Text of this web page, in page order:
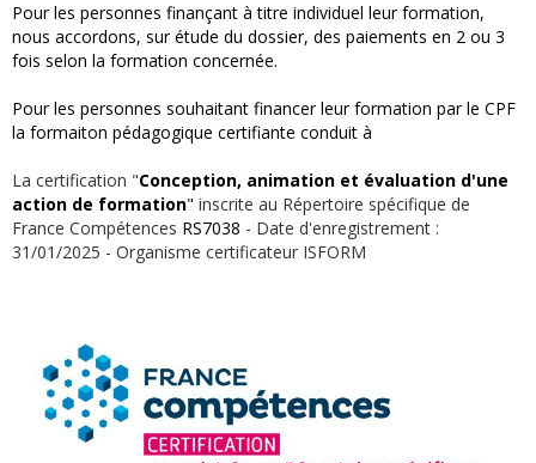
Pour les personnes finançant à titre individuel leur formation,
nous accordons, sur étude du dossier, des paiements en 2 ou 3
fois selon la formation concernée.
Pour les personnes souhaitant financer leur formation par le CPF
la formaiton pédagogique certifiante conduit à
La certification "Conception, animation et évaluation d'une
action de formation" inscrite au Répertoire spécifique de
France Compétences RS7038 - Date d'enregistrement :
31/01/2025 - Organisme certificateur ISFORM